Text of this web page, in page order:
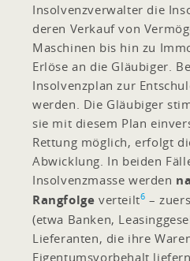
Insolvenzverwalter die
deren Verkauf von
Maschinen bis hin zu
Erlöse an die Gläubiger.
Insolvenzplan zur
werden. Die Gläubiger
sie mit diesem Plan
Rettung möglich, erfolgt
Abwicklung. In beiden
Insolvenzmasse werden
Rangfolge verteilt6 –
(etwa Banken,
Lieferanten, die ihre
Eigentumsvorbehalt